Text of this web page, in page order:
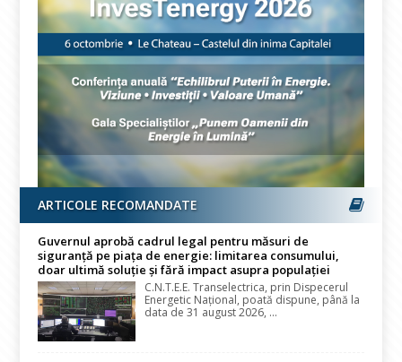
ARTICOLE RECOMANDATE
Guvernul aprobă cadrul legal pentru măsuri de
siguranță pe piața de energie: limitarea consumului,
doar ultimă soluție și fără impact asupra populației
C.N.T.E.E. Transelectrica, prin Dispecerul
Energetic Național, poată dispune, până la
data de 31 august 2026, ...